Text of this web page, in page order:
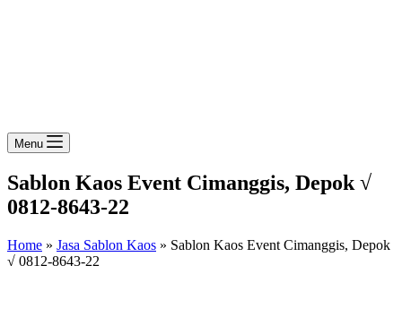
Menu
Sablon Kaos Event Cimanggis, Depok √
0812-8643-22
Home » Jasa Sablon Kaos » Sablon Kaos Event Cimanggis, Depok
√ 0812-8643-22